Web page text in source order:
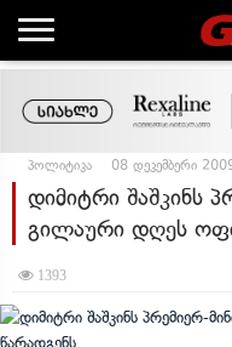
პოლიტიკა 08 დეკემბერი
დიმიტრი შაშკინს
გილაური დღეს
1393